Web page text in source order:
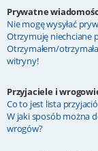
Prywatne
Nie mogę wysyłać
Otrzymuję niechciane
Otrzymałem/
witryny!
Przyjaciele i
Co to jest lista
W jaki sposób można
wrogów?